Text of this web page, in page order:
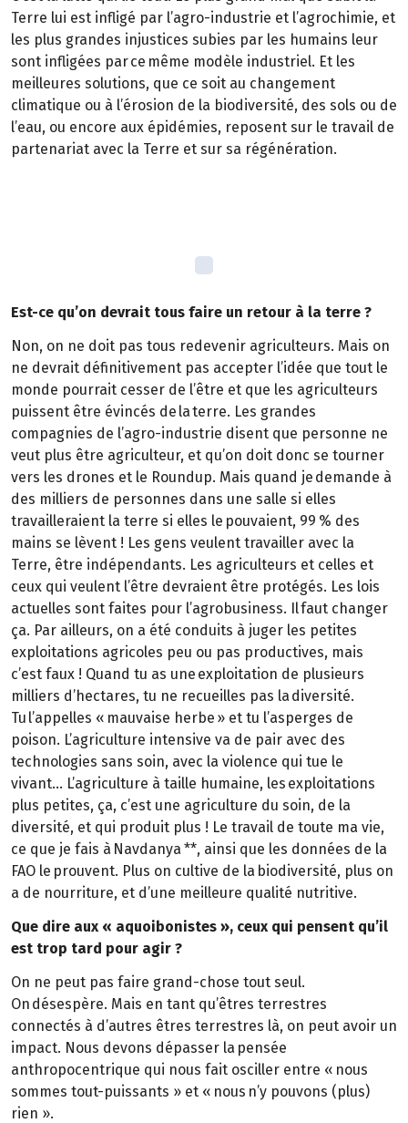
Terre lui est infligé par l’agro-industrie et l’agrochimie, et
les plus grandes injustices subies par les humains leur
sont infligées par ce même modèle industriel. Et les
meilleures solutions, que ce soit au changement
climatique ou à l’érosion de la biodiversité, des sols ou de
l’eau, ou encore aux épidémies, reposent sur le travail de
partenariat avec la Terre et sur sa régénération.
Est-ce qu’on devrait tous faire un retour à la terre ?
Non, on ne doit pas tous redevenir agriculteurs. Mais on
ne devrait définitivement pas accepter l’idée que tout le
monde pourrait cesser de l’être et que les agriculteurs
puissent être évincés de la terre. Les grandes
compagnies de l’agro-industrie disent que personne ne
veut plus être agriculteur, et qu’on doit donc se tourner
vers les drones et le Roundup. Mais quand je demande à
des milliers de personnes dans une salle si elles
travailleraient la terre si elles le pouvaient, 99 % des
mains se lèvent ! Les gens veulent travailler avec la
Terre, être indépendants. Les agriculteurs et celles et
ceux qui veulent l’être devraient être protégés. Les lois
actuelles sont faites pour l’agrobusiness. Il faut changer
ça. Par ailleurs, on a été conduits à juger les petites
exploitations agricoles peu ou pas productives, mais
c’est faux ! Quand tu as une exploitation de plusieurs
milliers d’hectares, tu ne recueilles pas la diversité.
Tu l’appelles « mauvaise herbe » et tu l’asperges de
poison. L’agriculture intensive va de pair avec des
technologies sans soin, avec la violence qui tue le
vivant… L’agriculture à taille humaine, les exploitations
plus petites, ça, c’est une agriculture du soin, de la
diversité, et qui produit plus ! Le travail de toute ma vie,
ce que je fais à Navdanya **, ainsi que les données de la
FAO le prouvent. Plus on cultive de la biodiversité, plus on
a de nourriture, et d’une meilleure qualité nutritive.
Que dire aux « aquoibonistes », ceux qui pensent qu’il
est trop tard pour agir ?
On ne peut pas faire grand-chose tout seul.
On désespère. Mais en tant qu’êtres terrestres
connectés à d’autres êtres terrestres là, on peut avoir un
impact. Nous devons dépasser la pensée
anthropocentrique qui nous fait osciller entre « nous
sommes tout-puissants » et « nous n’y pouvons (plus)
rien ».